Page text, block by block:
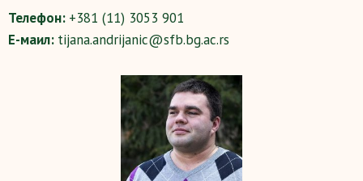
Телефон: +381 (11) 3053 901
Е-маил: tijana.andrijanic@sfb.bg.ac.rs